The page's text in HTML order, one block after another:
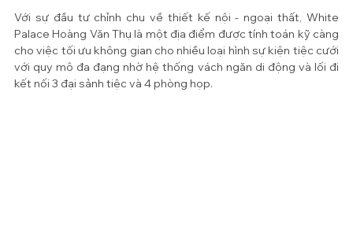
Với sự đầu tư chỉnh chu về thiết kế nội - ngoại thất, White
Palace Hoàng Văn Thụ là một địa điểm được tính toán kỹ càng
cho việc tối ưu không gian cho nhiều loại hình sự kiện tiệc cưới
với quy mô đa đạng nhờ hệ thống vách ngăn di động và lối đi
kết nối 3 đại sảnh tiệc và 4 phòng họp.